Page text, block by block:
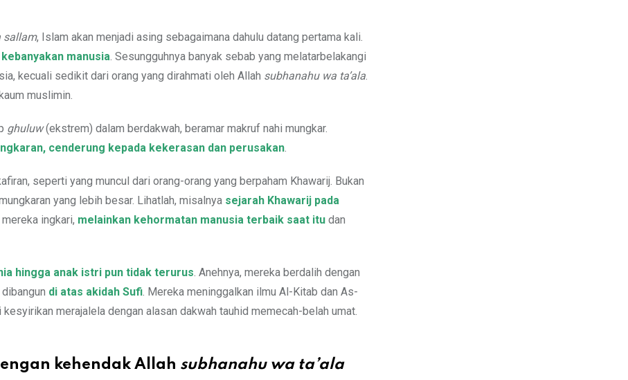
sallam, Islam akan menjadi asing sebagaimana dahulu datang pertama kali.
manusia. Sesungguhnya banyak sebab yang melatarbelakangi
kecuali sedikit dari orang yang dirahmati oleh Allah subhanahu wa ta’ala.
muslimin.
ghuluw(ekstrem) dalam berdakwah, beramar makruf nahi mungkar.
cenderung kepada kekerasan dan perusakan.
seperti yang muncul dari orang-orang yang berpaham Khawarij. Bukan
yang lebih besar. Lihatlah, misalnya sejarah Khawarij pada
ingkari, melainkan kehormatan manusia terbaik saat itu dan
hingga anak istri pun tidak terurus. Anehnya, mereka berdalih dengan
di atas akidah Sufi. Mereka meninggalkan ilmu Al-Kitab dan As-
merajalela dengan alasan dakwah tauhid memecah-belah umat.
kehendak Allah subhanahu wa ta’ala